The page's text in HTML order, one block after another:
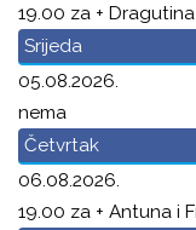
19.00 za +
Srijeda
05.08.2026.
nema
Četvrtak
06.08.2026.
19.00 za + Antuna i